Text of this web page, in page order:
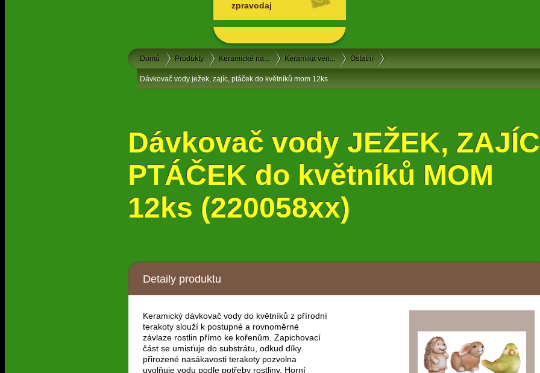
zpravodaj
Domů Produkty Keramické ná... Keramika ven... Ostatní
Dávkovač vody ježek, zajíc, ptáček do květníků mom 12ks
Dávkovač vody JEŽEK,
PTÁČEK do květníků MOM
12ks (220058xx)
Detaily produktu
Keramický dávkovač vody do květníků z přírodní
terakoty slouží k postupné a rovnoměrné
závlaze rostlin přímo ke kořenům. Zapichovací
část se umisťuje do substrátu, odkud díky
přirozené nasákavosti terakoty pozvolna
uvolňuje vodu podle potřeby rostliny. Horní